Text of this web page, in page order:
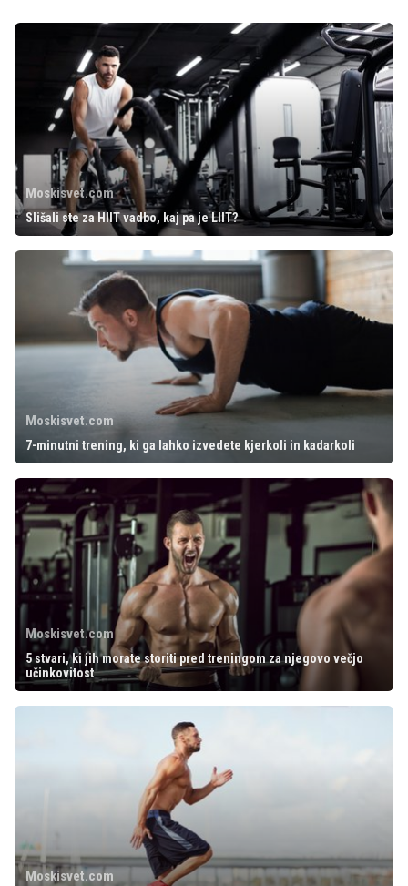
Moskisvet.com
Slišali ste za HIIT vadbo, kaj pa je LIIT?
Moskisvet.com
7-minutni trening, ki ga lahko izvedete kjerkoli in kadarkoli
Moskisvet.com
5 stvari, ki jih morate storiti pred treningom za njegovo večjo
učinkovitost
Moskisvet.com